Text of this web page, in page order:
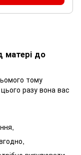
матері до
тому
разу вона вас